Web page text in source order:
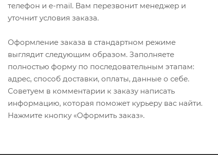
телефон и e-mail. Вам перезвонит менеджер и
уточнит условия заказа.
Оформление заказа в стандартном режиме
выглядит следующим образом. Заполняете
полностью форму по последовательным этапам:
адрес, способ доставки, оплаты, данные о себе.
Советуем в комментарии к заказу написать
информацию, которая поможет курьеру вас найти.
Нажмите кнопку «Оформить заказ».